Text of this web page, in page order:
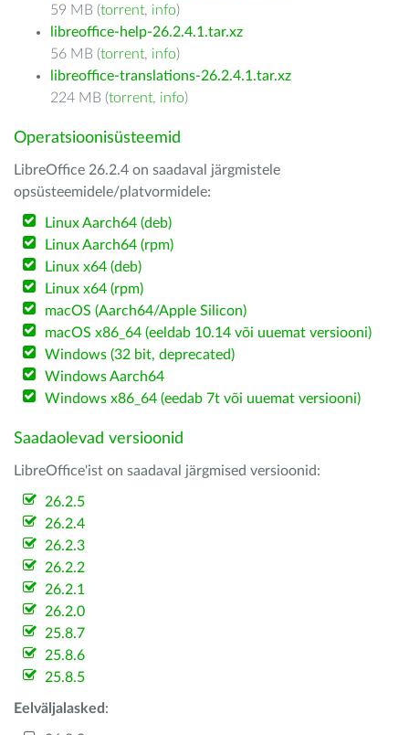
59 MB (torrent, info)
libreoffice-help-26.2.4.1.tar.xz
56 MB (torrent, info)
libreoffice-translations-26.2.4.1.tar.xz
224 MB (torrent, info)
Operatsioonisüsteemid
LibreOffice 26.2.4 on saadaval järgmistele
opsüsteemidele/platvormidele:
Linux Aarch64 (deb)
Linux Aarch64 (rpm)
Linux x64 (deb)
Linux x64 (rpm)
macOS (Aarch64/Apple Silicon)
macOS x86_64 (eeldab 10.14 või uuemat versiooni)
Windows (32 bit, deprecated)
Windows Aarch64
Windows x86_64 (eedab 7t või uuemat versiooni)
Saadaolevad versioonid
LibreOffice'ist on saadaval järgmised versioonid:
26.2.5
26.2.4
26.2.3
26.2.2
26.2.1
26.2.0
25.8.7
25.8.6
25.8.5
Eelväljalasked :